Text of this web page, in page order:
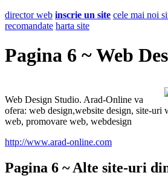
director web inscrie un site cele mai noi
recomandate harta site
Pagina 6 ~ Web
Web Design Studio. Arad-Online va
ofera: web design,website design, site-uri
web, promovare web, webdesign
http://www.arad-online.com
Pagina 6 ~ Alte site-uri